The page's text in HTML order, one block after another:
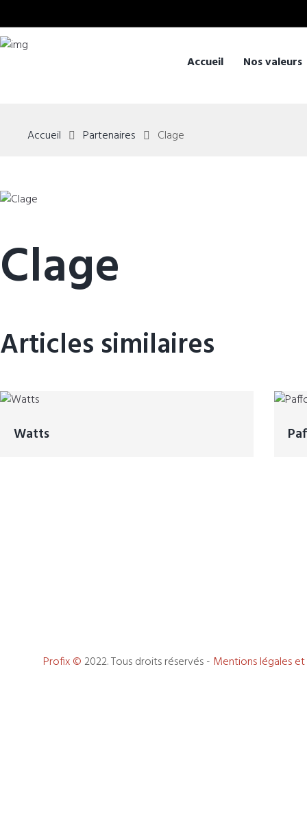
Accueil Nos valeurs
Accueil Partenaires Clage
Clage
Articles similaires
Watts
Profix © 2022. Tous droits réservés - Mentions légales